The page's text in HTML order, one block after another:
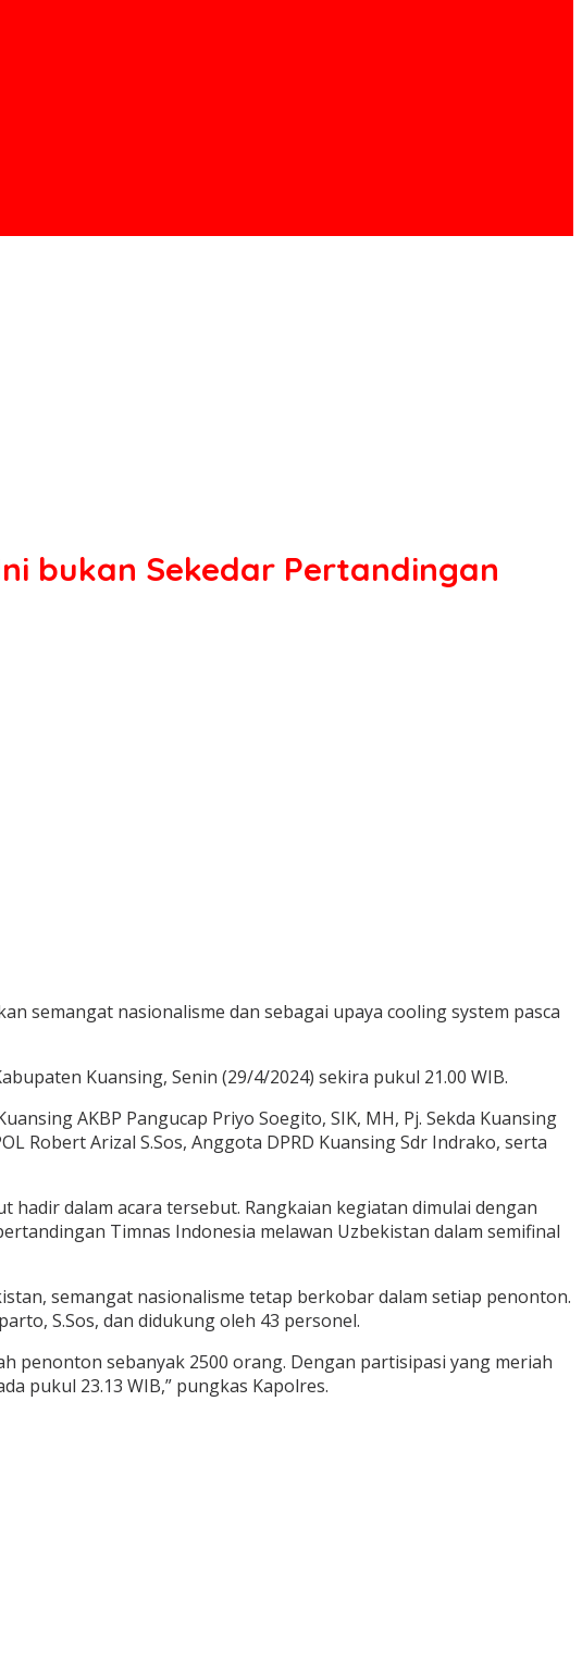
bukan Sekedar Pertandingan
semangat nasionalisme dan sebagai upaya cooling system pasca
Kuansing, Senin (29/4/2024) sekira pukul 21.00 WIB.
AKBP Pangucap Priyo Soegito, SIK, MH, Pj. Sekda Kuansing
Robert Arizal S.Sos, Anggota DPRD Kuansing Sdr Indrako, serta
hadir dalam acara tersebut. Rangkaian kegiatan dimulai dengan
Timnas Indonesia melawan Uzbekistan dalam semifinal
semangat nasionalisme tetap berkobar dalam setiap penonton.
S.Sos, dan didukung oleh 43 personel.
penonton sebanyak 2500 orang. Dengan partisipasi yang meriah
pukul 23.13 WIB,” pungkas Kapolres.